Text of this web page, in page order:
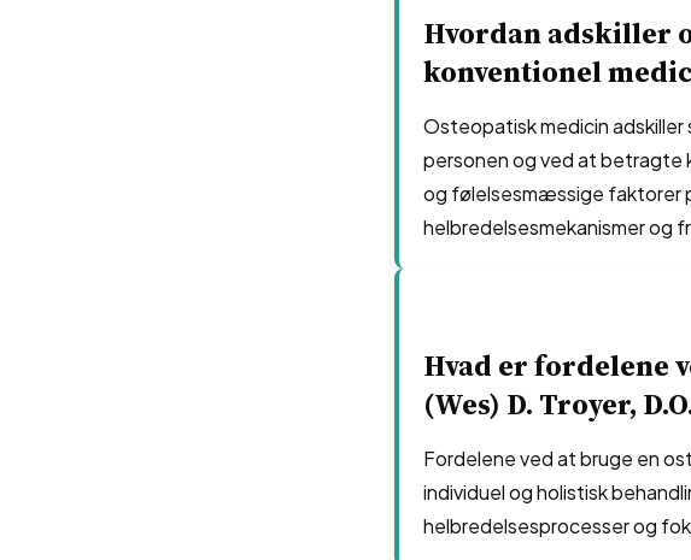
Hvordan adskiller
konventionel
Osteopatisk medicin
personen og ved at betragte
og følelsesmæssige faktorer
helbredelsesmekanismer og
Hvad er fordelene
(Wes) D. Troyer,
Fordelene ved at bruge en
individuel og holistisk
helbredelsesprocesser og